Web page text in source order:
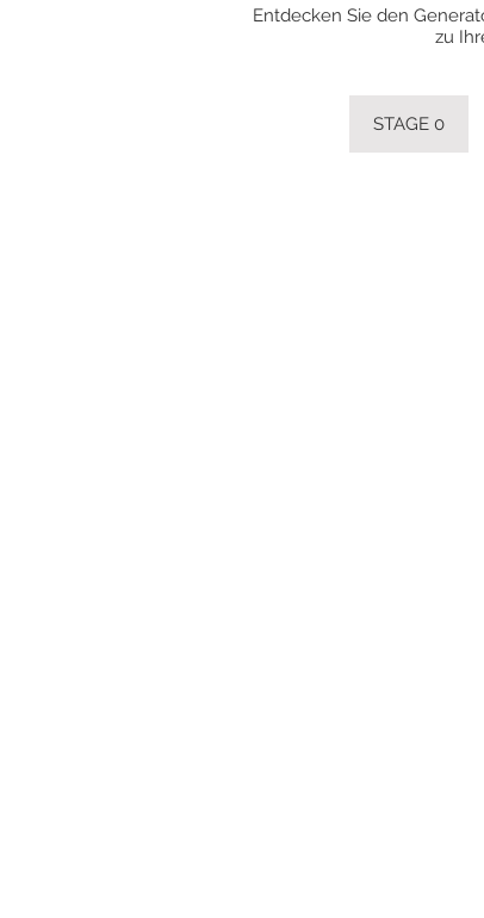
Entdecken Sie den
zu
STAGE 0